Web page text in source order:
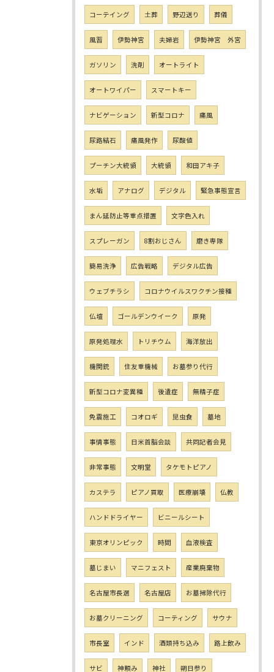
コーテイング 土葬 野辺送り 葬儀
風習 伊勢神宮 夫婦岩 伊勢神宮 外宮
ガソリン 洗剤 オートライト
オートワイパー スマートキー
ナビゲーション 新型コロナ 痛風
尿路結石 痛風発作 尿酸値
プーチン大統領 大統領 和田アキ子
水垢 アナログ デジタル 緊急事態宣言
まん延防止等重点措置 文字色入れ
スプレーガン 8割おじさん 磨き専隊
簡易洗浄 広告戦略 デジタル広告
ウェブチラシ コロナウイルスワクチン接種
仏壇 ゴールデンウイーク 原発
原発処理水 トリチウム 海洋放出
機関銃 住友重機械 お墓参り代行
新型コロナ変異種 後遺症 無精子症
免震施工 コオロギ 昆虫食 墓地
事情事態 日米首脳会談 共同記者会見
非常事態 文明堂 タケモトピアノ
カステラ ピアノ買取 医療崩壊 仏教
ハンドドライヤー ビニールシート
東京オリンピック 時間 血液検査
墓じまい マニフェスト 産業廃棄物
名古屋市長選 名古屋店 お墓掃除代行
お墓クリーニング コーティング サウナ
市長室 インド 酒類持ち込み 路上飲み
サビ 神頼み 神社 朔日参り